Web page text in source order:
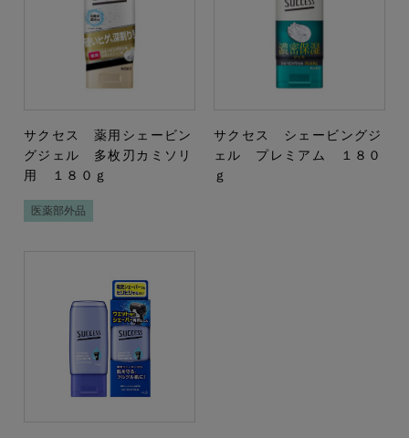
サクセス 薬用シェービン
グジェル 多枚刃カミソリ
用 １８０ｇ
医薬部外品
サクセス シェービングジ
ェル プレミアム １８０
ｇ